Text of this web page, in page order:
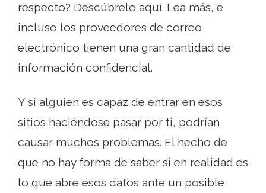
respecto? Descúbrelo aquí. Lea más, e
incluso los proveedores de correo
electrónico tienen una gran cantidad de
información confidencial.
Y si alguien es capaz de entrar en esos
sitios haciéndose pasar por ti, podrían
causar muchos problemas. El hecho de
que no hay forma de saber si en realidad es
lo que abre esos datos ante un posible